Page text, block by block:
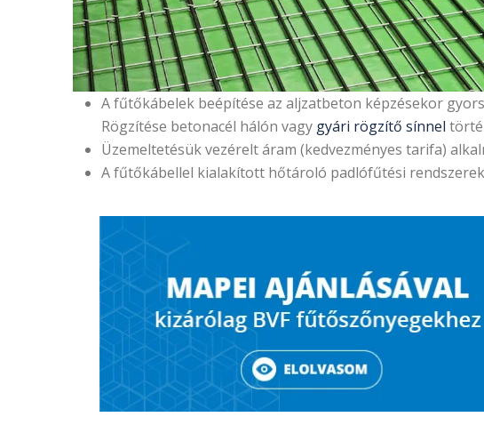
A fűtőkábelek beépítése az aljzatbeton képzésekor
Rögzítése betonacél hálón vagy gyári rögzítő sínnel
Üzemeltetésük vezérelt áram (kedvezményes tarifa)
A fűtőkábellel kialakított hőtároló padlófűtési